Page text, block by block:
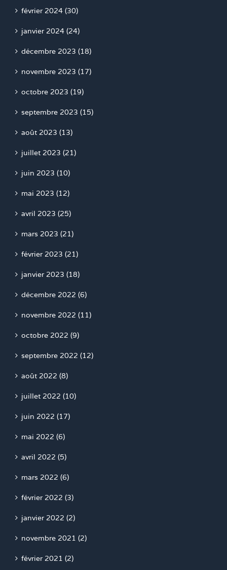
février 2024 (30)
janvier 2024 (24)
décembre 2023 (18)
novembre 2023 (17)
octobre 2023 (19)
septembre 2023 (15)
août 2023 (13)
juillet 2023 (21)
juin 2023 (10)
mai 2023 (12)
avril 2023 (25)
mars 2023 (21)
février 2023 (21)
janvier 2023 (18)
décembre 2022 (6)
novembre 2022 (11)
octobre 2022 (9)
septembre 2022 (12)
août 2022 (8)
juillet 2022 (10)
juin 2022 (17)
mai 2022 (6)
avril 2022 (5)
mars 2022 (6)
février 2022 (3)
janvier 2022 (2)
novembre 2021 (2)
février 2021 (2)